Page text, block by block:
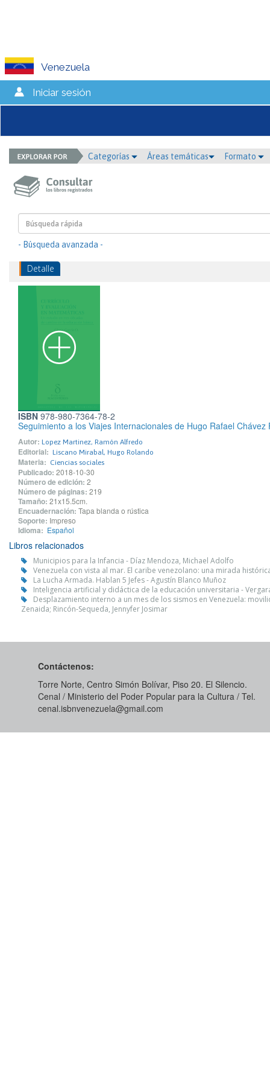
Venezuela
Iniciar sesión
Categorías Áreas temáticas Formato
- Búsqueda avanzada -
Detalle
ISBN 978-980-7364-78-2
Seguimiento a los Viajes Internacionales de Hugo Rafael
Autor: Lopez Martinez, Ramón Alfredo
Editorial: Liscano Mirabal, Hugo Rolando
Materia: Ciencias sociales
Publicado: 2018-10-30
Número de edición: 2
Número de páginas: 219
Tamaño: 21x15.5cm.
Encuadernación: Tapa blanda o rústica
Soporte: Impreso
Idioma: Español
Libros relacionados
Municipios para la Infancia - Díaz Mendoza, Michael Adolfo
Venezuela con vista al mar. El caribe venezolano: una mirada
La Lucha Armada. Hablan 5 Jefes - Agustín Blanco Muñoz
Inteligencia artificial y didáctica de la educación universitaria -
Desplazamiento interno a un mes de los sismos en Venezuela:
Zenaida; Rincón-Sequeda, Jennyfer Josimar
Contáctenos:
Torre Norte, Centro Simón Bolívar, Piso 20. El Silencio.
Cenal / Ministerio del Poder Popular para la Cultura / Tel.
cenal.isbnvenezuela@gmail.com